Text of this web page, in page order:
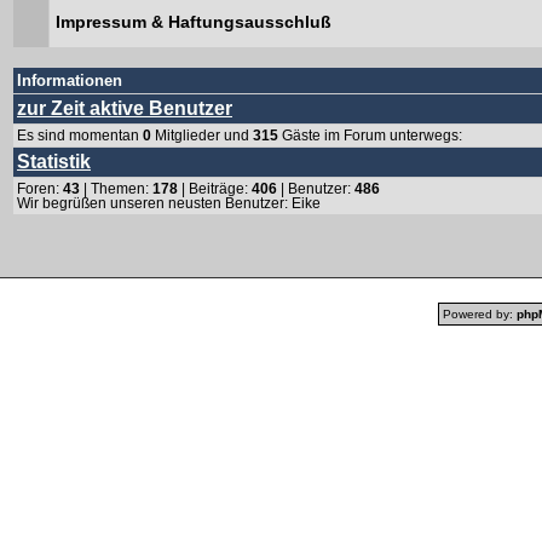
Impressum & Haftungsausschluß
Informationen
zur Zeit aktive Benutzer
Es sind momentan 0 Mitglieder und 315 Gäste im Forum unterwegs:
Statistik
Foren: 43 | Themen: 178 | Beiträge: 406 | Benutzer: 486
Wir begrüßen unseren neusten Benutzer: Eike
Powered by: